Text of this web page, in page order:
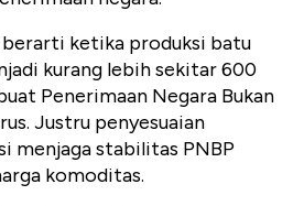
berarti ketika produksi batu
kurang lebih sekitar 600
Penerimaan Negara Bukan
Justru penyesuaian
menjaga stabilitas PNBP
komoditas.